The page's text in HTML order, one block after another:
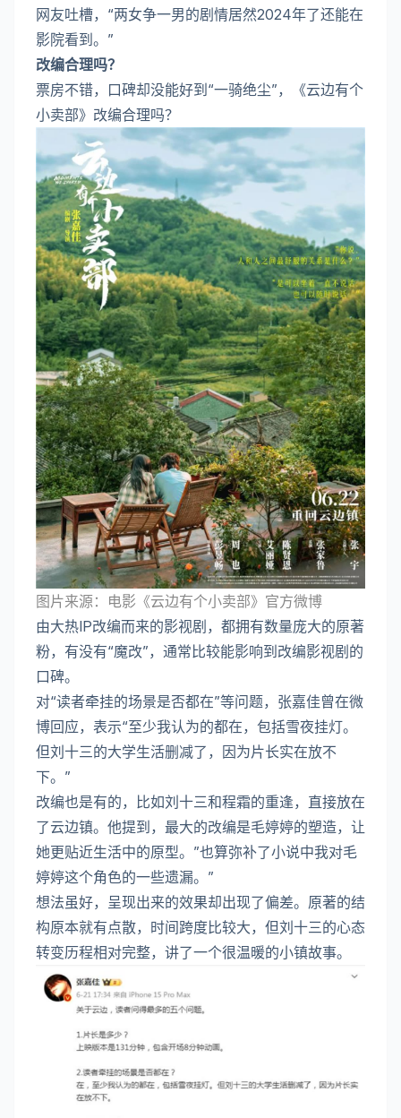
网友吐槽，“两女争一男的剧情居然2024年了还能在
影院看到。”
改编合理吗？
票房不错，口碑却没能好到“一骑绝尘”，《云边有个
小卖部》改编合理吗？
图片来源：电影《云边有个小卖部》官方微博
由大热IP改编而来的影视剧，都拥有数量庞大的原著
粉，有没有“魔改”，通常比较能影响到改编影视剧的
口碑。
对“读者牵挂的场景是否都在”等问题，张嘉佳曾在微
博回应，表示“至少我认为的都在，包括雪夜挂灯。
但刘十三的大学生活删减了，因为片长实在放不
下。”
改编也是有的，比如刘十三和程霜的重逢，直接放在
了云边镇。他提到，最大的改编是毛婷婷的塑造，让
她更贴近生活中的原型。”也算弥补了小说中我对毛
婷婷这个角色的一些遗漏。”
想法虽好，呈现出来的效果却出现了偏差。原著的结
构原本就有点散，时间跨度比较大，但刘十三的心态
转变历程相对完整，讲了一个很温暖的小镇故事。